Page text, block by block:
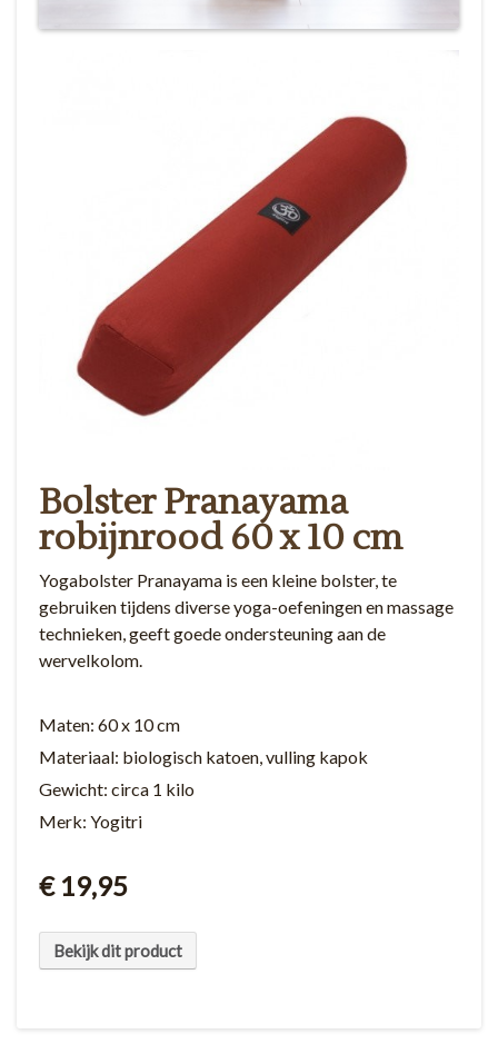
Bolster Pranayama
robijnrood 60 x 10 cm
Yogabolster Pranayama is een kleine bolster, te
gebruiken tijdens diverse yoga-oefeningen en massage
technieken, geeft goede ondersteuning aan de
wervelkolom.
Maten: 60 x 10 cm
Materiaal: biologisch katoen, vulling kapok
Gewicht: circa 1 kilo
Merk: Yogitri
€ 19,95
Bekijk dit product